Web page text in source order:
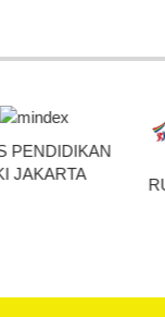
RUMAH BELAJAR